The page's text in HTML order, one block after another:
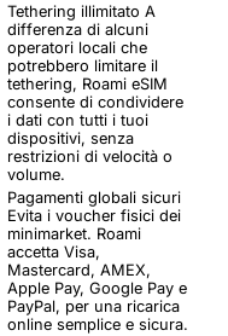
Tethering illimitato A
differenza di alcuni
operatori locali che
potrebbero limitare il
tethering, Roami eSIM
consente di condividere
i dati con tutti i tuoi
dispositivi, senza
restrizioni di velocità o
volume.
Pagamenti globali sicuri
Evita i voucher fisici dei
minimarket. Roami
accetta Visa,
Mastercard, AMEX,
Apple Pay, Google Pay e
PayPal, per una ricarica
online semplice e sicura.